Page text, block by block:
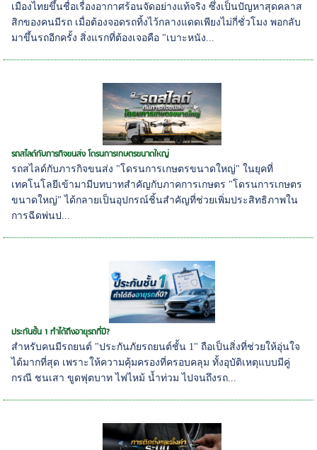
เมืองไทยขึ้นชื่อเรื่องอากาศร้อนจัดอย่างแท้จริง ซึ่งเป็นปัญหาสุดคลาส
สิกของคนมีรถ เมื่อต้องจอดรถทิ้งไว้กลางแดดเพียงไม่กี่ชั่วโมง พอกลับ
มาขึ้นรถอีกครั้ง สิ่งแรกที่ต้องเจอคือ "เบาะหนัง...
รถสไลด์กับภารกิจขนส่ง โดรนการเกษตรขนาดใหญ่
รถสไลด์กับภารกิจขนส่ง "โดรนการเกษตรขนาดใหญ่" ในยุคที่
เทคโนโลยีเข้ามามีบทบาทสำคัญกับภาคการเกษตร "โดรนการเกษตร
ขนาดใหญ่" ได้กลายเป็นอุปกรณ์ชิ้นสำคัญที่ช่วยเพิ่มประสิทธิภาพใน
การฉีดพ่นป...
ประกันชั้น 1 ทำได้ถึงอายุรถกี่ปี?
สำหรับคนมีรถยนต์ "ประกันภัยรถยนต์ชั้น 1" ถือเป็นสิ่งที่ช่วยให้อุ่นใจ
ได้มากที่สุด เพราะให้ความคุ้มครองที่ครอบคลุม ทั้งอุบัติเหตุแบบมีคู่
กรณี ชนเสา ขูดฟุตบาท ไฟไหม้ น้ำท่วม ไปจนถึงรถ...